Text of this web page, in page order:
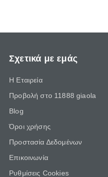
Σχετικά με εμάς
Η Εταιρεία
Προβολή στο 11888 giaola
Blog
Όροι χρήσης
Προστασία Δεδομένων
Επικοινωνία
Ρυθμίσεις Cookies